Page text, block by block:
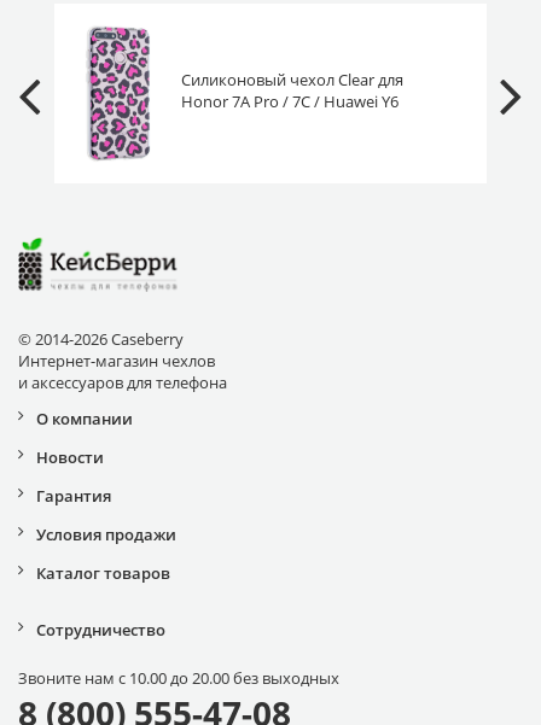
Силиконовый чехол Clear для
Honor 7A Pro / 7C / Huawei Y6
© 2014-2026 Caseberry
Интернет-магазин чехлов
и аксессуаров для телефона
О компании
Новости
Гарантия
Условия продажи
Каталог товаров
Сотрудничество
Звоните нам с 10.00 до 20.00 без выходных
8 (800) 555-47-08